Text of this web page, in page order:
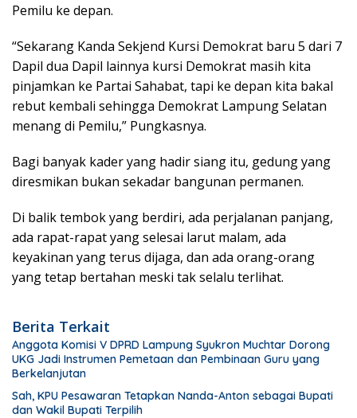
Pemilu ke depan.
“Sekarang Kanda Sekjend Kursi Demokrat baru 5 dari 7
Dapil dua Dapil lainnya kursi Demokrat masih kita
pinjamkan ke Partai Sahabat, tapi ke depan kita bakal
rebut kembali sehingga Demokrat Lampung Selatan
menang di Pemilu,” Pungkasnya.
Bagi banyak kader yang hadir siang itu, gedung yang
diresmikan bukan sekadar bangunan permanen.
Di balik tembok yang berdiri, ada perjalanan panjang,
ada rapat-rapat yang selesai larut malam, ada
keyakinan yang terus dijaga, dan ada orang-orang
yang tetap bertahan meski tak selalu terlihat.
Berita Terkait
Anggota Komisi V DPRD Lampung Syukron Muchtar Dorong
UKG Jadi Instrumen Pemetaan dan Pembinaan Guru yang
Berkelanjutan
Sah, KPU Pesawaran Tetapkan Nanda-Anton sebagai Bupati
dan Wakil Bupati Terpilih